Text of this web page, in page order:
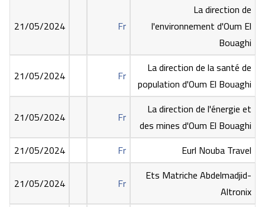
La direction de
l'environnement d'Oum El
Bouaghi
Fr
21/05/2024
La direction de la santé de
population d'Oum El Bouaghi
Fr
21/05/2024
La direction de l'énergie et
des mines d'Oum El Bouaghi
Fr
21/05/2024
Eurl Nouba Travel
Fr
21/05/2024
Ets Matriche Abdelmadjid-
Altronix
Fr
21/05/2024